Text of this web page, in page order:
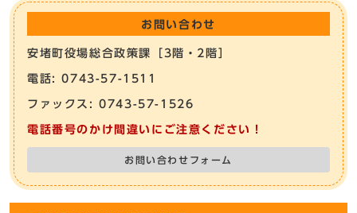
お問い合わせ
安堵町役場総合政策課［3階・2階］
電話: 0743-57-1511
ファックス: 0743-57-1526
電話番号のかけ間違いにご注意ください！
お問い合わせフォーム